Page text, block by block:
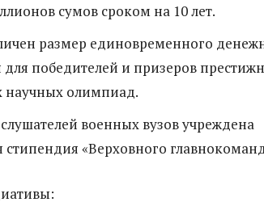
сумов сроком на 10 лет.
размер единовременного
для победителей и призеров
олимпиад.
военных вузов учреждена
стипендия «Верховного